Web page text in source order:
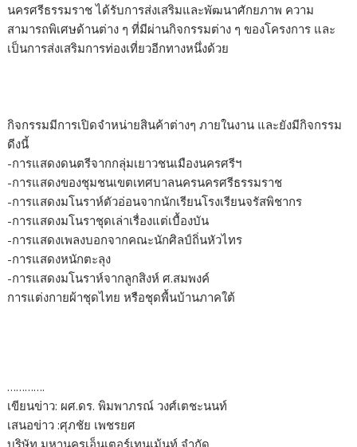
นครศรีธรรมราช ได้รับการส่งเสริมและพัฒนาศักยภาพ ความ
สามารถพิเศษด้านต่าง ๆ ที่มีผ่านกิจกรรมต่าง ๆ ของโครงการ และ
เป็นการส่งเสริมการท่องเที่ยวอีกทางหนึ่งด้วย
กิจกรรมมีการเปิดจำหน่ายสินค้าต่างๆ ภายในงาน และยังมีกิจกรรม
ดีงนี้
-การแสดงดนตรีจากกลุ่มเยาวชนเมืองนครศรีฯ
-การแสดงของชุมชนเขตเทศบาลนครนครศรีธรรมราช
-การแสดงมโนราห์ตัวอ่อนจากนักเรียนโรงเรียนจรัสพิชากร
-การแสดงมโนราชุดเล่าเรื่องแต่เบื้องบัน
-การแสดงเพลงบอกจากคณะนักศิลป์ถิ่นหัวไทร
-การแสดงหนักตะลุง
-การแสดงมโนราห์จากลูกสิงห์ ศ.สมพงค์
การแต่งกายผ้าชุดไทย หรือชุดพื้นบ้านภาคใต้
………….
เขียนข่าว: ผศ.ดร. พิมพาภรณ์ วงศ์เตชะนนท์
เสนอข่าว :ศุภชัย เพชรยศ
บริษัท มหานครเอ็นเตอร์เทนเม้นท์ จำกัด